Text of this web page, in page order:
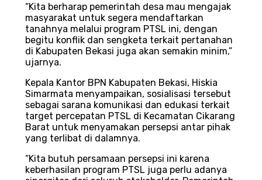
“Kita berharap pemerintah desa mau mengajak
masyarakat untuk segera mendaftarkan
tanahnya melalui program PTSL ini, dengan
begitu konflik dan sengketa terkait pertanahan
di Kabupaten Bekasi juga akan semakin minim,”
ujarnya.
Kepala Kantor BPN Kabupaten Bekasi, Hiskia
Simarmata menyampaikan, sosialisasi tersebut
sebagai sarana komunikasi dan edukasi terkait
target percepatan PTSL di Kecamatan Cikarang
Barat untuk menyamakan persepsi antar pihak
yang terlibat di dalamnya.
“Kita butuh persamaan persepsi ini karena
keberhasilan program PTSL juga perlu adanya